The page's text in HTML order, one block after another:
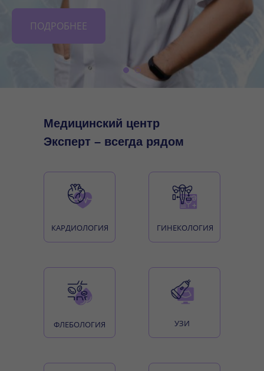
ПОДРОБНЕЕ
Медицинский центр
Эксперт – всегда рядом
КАРДИОЛОГИЯ ГИНЕКОЛОГИЯ
ФЛЕБОЛОГИЯ УЗИ